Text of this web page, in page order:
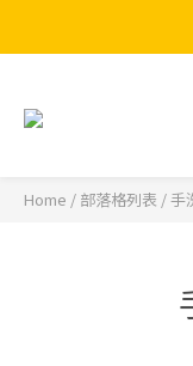
Home / 部落格列表 /手